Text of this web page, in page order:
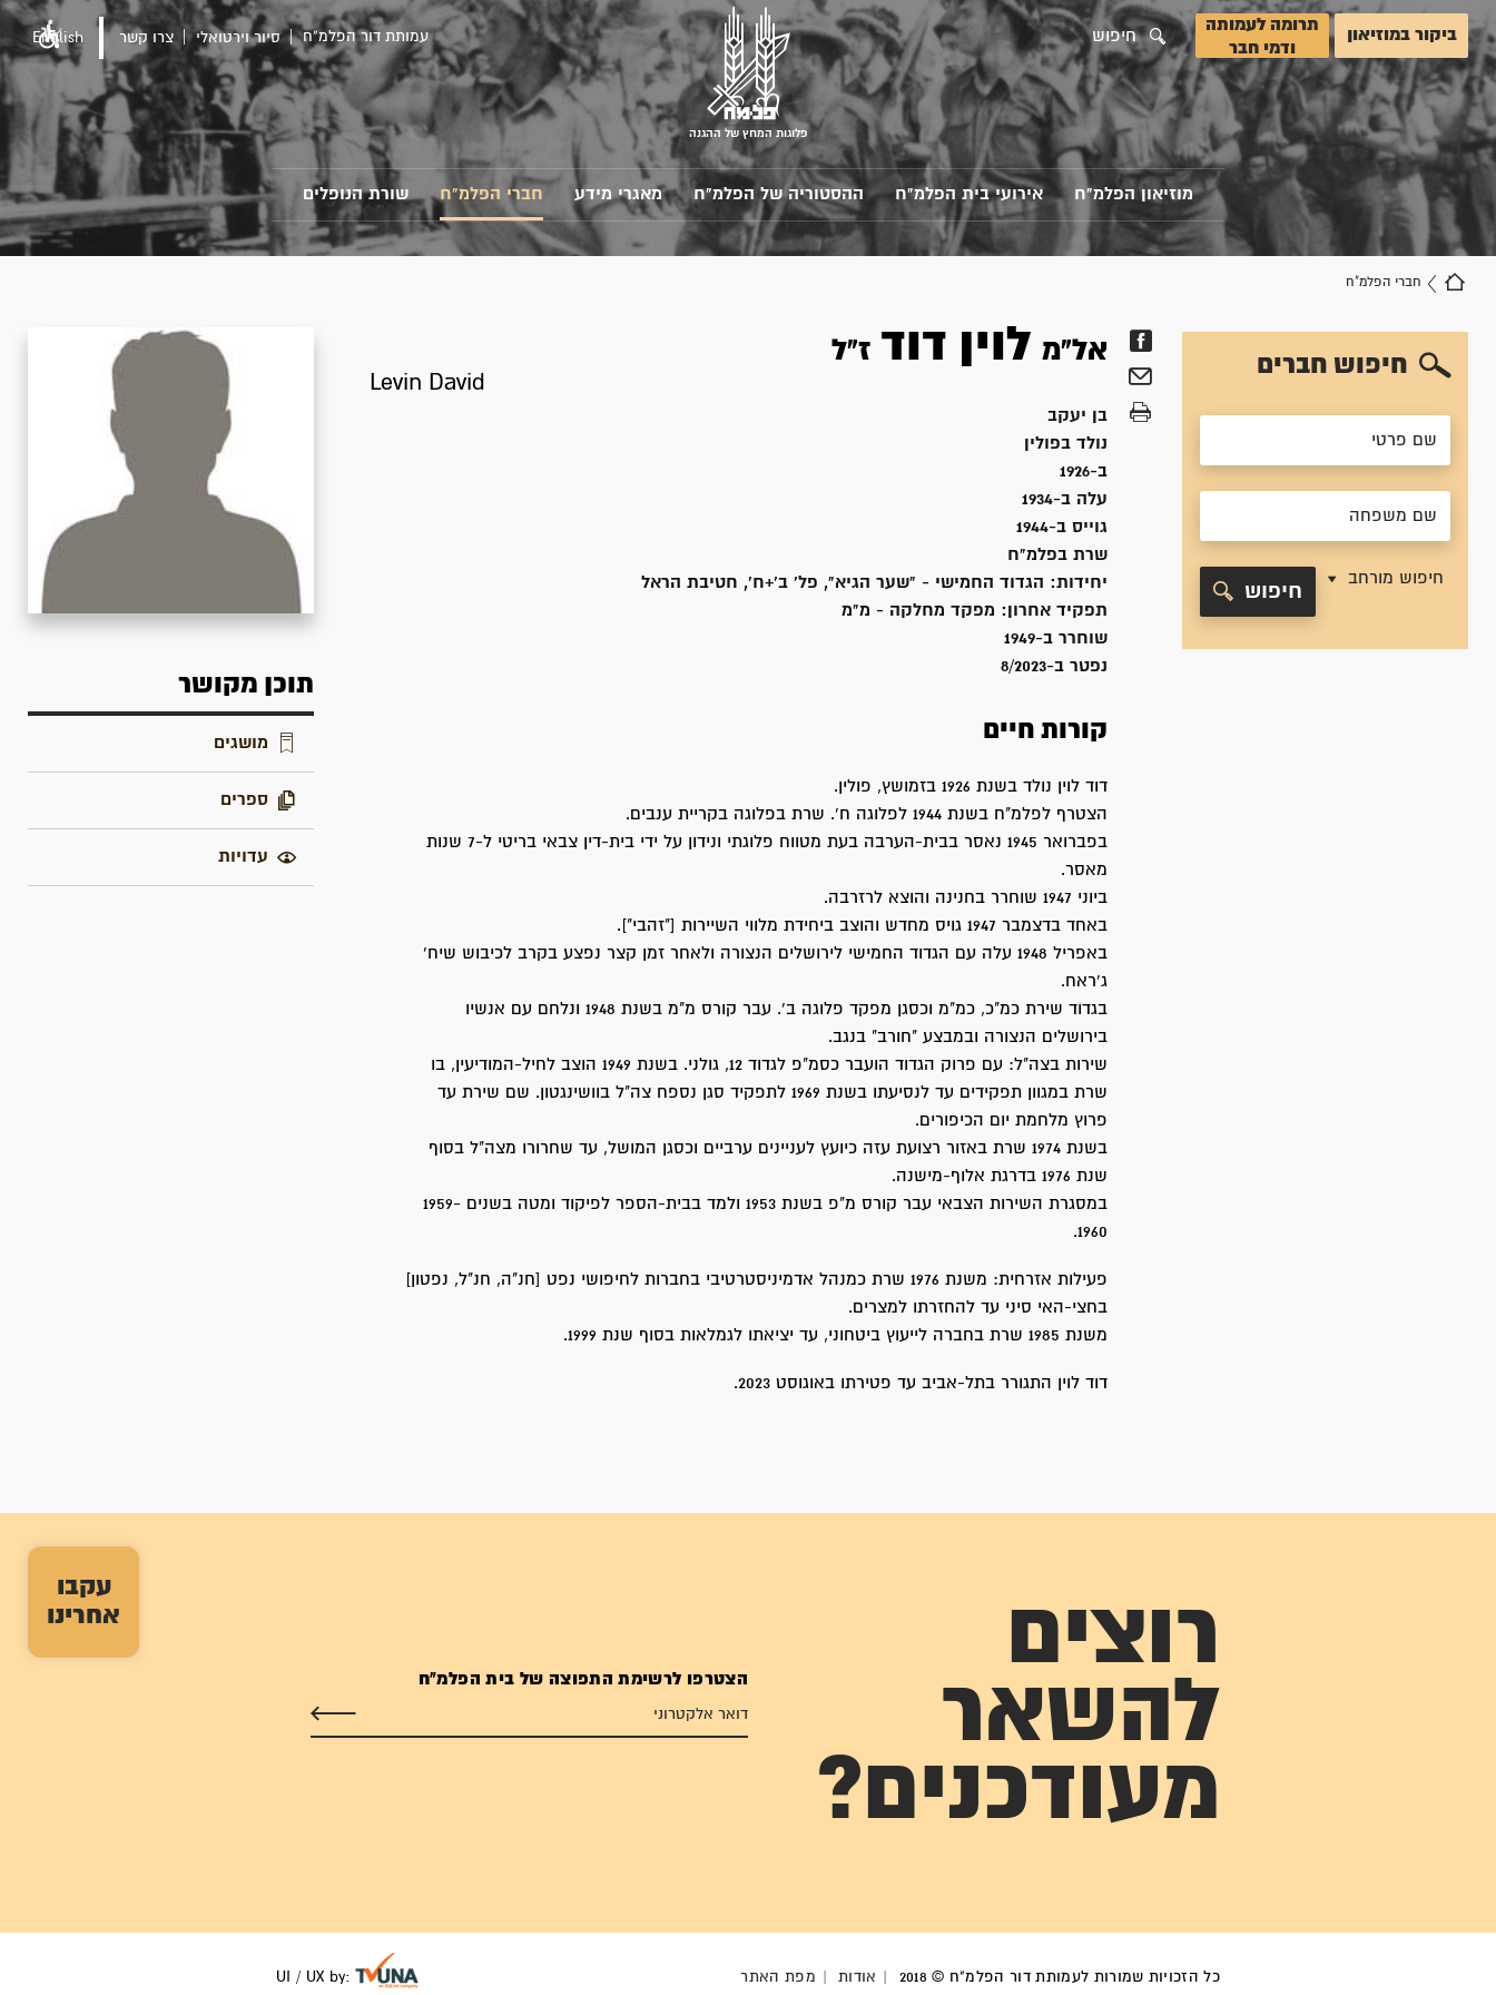
עקבו
אחרינו
ביקור במוזיאון
תרומה לעמותה
ודמי חבר
חיפוש
פלוגות המחץ של ההגנה
עמותת דור הפלמ"ח סיור וירטואלי צרו קשר English
מוזיאון הפלמ"ח אירועי בית הפלמ"ח ההסטוריה של הפלמ"ח מאגרי מידע חברי הפלמ"ח שורת הנופלים
חברי הפלמ"ח
חיפוש חברים
חיפוש מורחב
חיפוש
אל"מ לוין דוד ז"ל
Levin David
בן יעקב
נולד בפולין
ב-1926
עלה ב-1934
גוייס ב-1944
שרת בפלמ"ח
יחידות: הגדוד החמישי - "שער הגיא", פל' ב'+ח', חטיבת הראל
תפקיד אחרון: מפקד מחלקה - מ"מ
שוחרר ב-1949
נפטר ב-8/2023
קורות חיים
דוד לוין נולד בשנת 1926 בזמושץ, פולין.
הצטרף לפלמ"ח בשנת 1944 לפלוגה ח'. שרת בפלוגה בקריית ענבים.
בפברואר 1945 נאסר בבית-הערבה בעת מטווח פלוגתי ונידון על ידי בית-דין צבאי בריטי ל-7 שנות
מאסר.
ביוני 1947 שוחרר בחנינה והוצא לרזרבה.
באחד בדצמבר 1947 גויס מחדש והוצב ביחידת מלווי השיירות ["זהבי"].
באפריל 1948 עלה עם הגדוד החמישי לירושלים הנצורה ולאחר זמן קצר נפצע בקרב לכיבוש שיח'
ג'ראח.
בגדוד שירת כמ"כ, כמ"מ וכסגן מפקד פלוגה ב'. עבר קורס מ"מ בשנת 1948 ונלחם עם אנשיו
בירושלים הנצורה ובמבצע "חורב" בנגב.
שירות בצה"ל: עם פרוק הגדוד הועבר כסמ"פ לגדוד 12, גולני. בשנת 1949 הוצב לחיל-המודיעין, בו
שרת במגוון תפקידים עד לנסיעתו בשנת 1969 לתפקיד סגן נספח צה"ל בוושינגטון. שם שירת עד
פרוץ מלחמת יום הכיפורים.
בשנת 1974 שרת באזור רצועת עזה כיועץ לעניינים ערביים וכסגן המושל, עד שחרורו מצה"ל בסוף
שנת 1976 בדרגת אלוף-מישנה.
במסגרת השירות הצבאי עבר קורס מ"פ בשנת 1953 ולמד בבית-הספר לפיקוד ומטה בשנים 1959-
1960.
פעילות אזרחית: משנת 1976 שרת כמנהל אדמיניסטרטיבי בחברות לחיפושי נפט [חנ"ה, חנ"ל, נפטון]
בחצי-האי סיני עד להחזרתו למצרים.
משנת 1985 שרת בחברה לייעוץ ביטחוני, עד יציאתו לגמלאות בסוף שנת 1999.
דוד לוין התגורר בתל-אביב עד פטירתו באוגוסט 2023.
תוכן מקושר
מושגים
ספרים
עדויות
רוצים
להשאר
מעודכנים?
הצטרפו לרשימת התפוצה של בית הפלמ"ח
כל הזכויות שמורות לעמותת דור הפלמ"ח © 2018 אודות מפת האתר UI / UX by: